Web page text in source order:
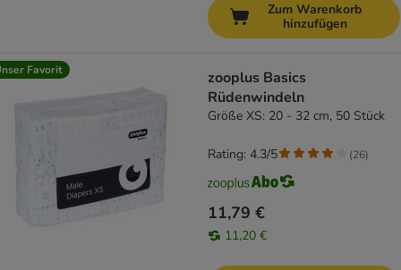
Zum Warenkorb
hinzufügen
Favorit
zooplus Basics
Rüdenwindeln
Größe XS: 20 - 32 cm, 50 Stück
11,79 €
11,20 €
Rating: 4.3/5 (26)